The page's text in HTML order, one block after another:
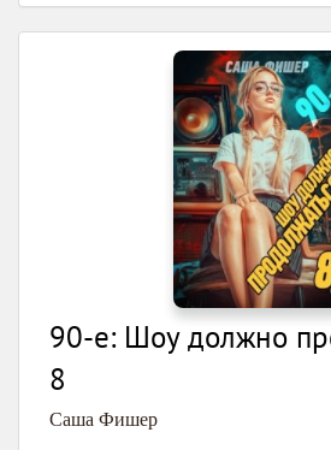
90-е: Шоу должно
8
Саша Фишер